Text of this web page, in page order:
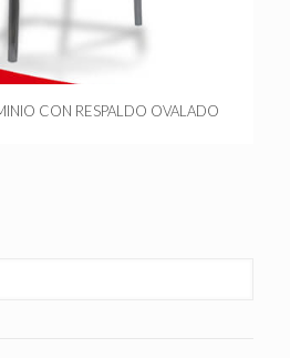
CON RESPALDO OVALADO